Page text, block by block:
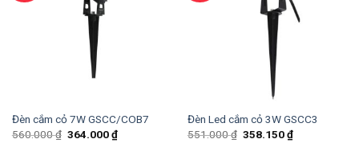
Đèn cắm cỏ 7W GSCC/COB7
560.000₫ 364.000₫
Đèn Led cắm cỏ 3W GSCC3
551.000₫ 358.150₫